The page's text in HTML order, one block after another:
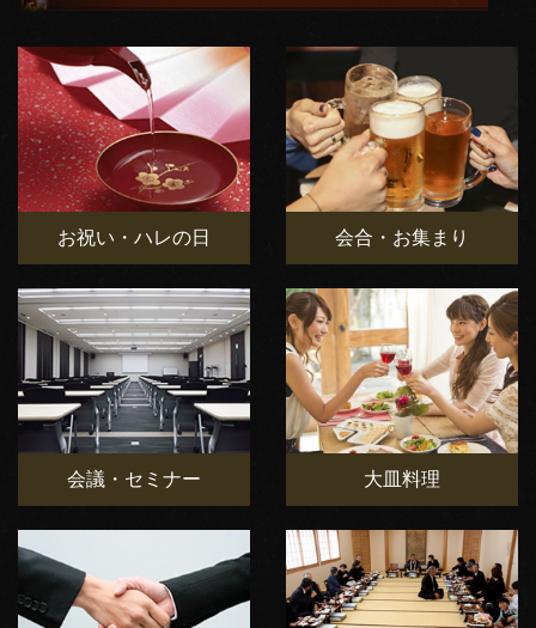
お祝い・ハレの日 会合・お集まり
会議・セミナー 大皿料理